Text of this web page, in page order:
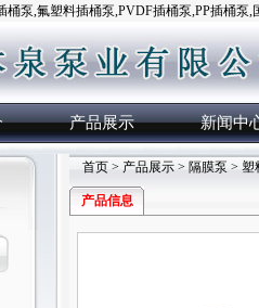
泵,氟塑料插桶泵,PVDF插桶泵,PP插桶泵
产品展示 新闻中
首页 > 产品展示 > 隔膜泵 > 塑
产品信息